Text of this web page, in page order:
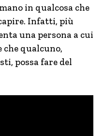
in qualcosa che
Infatti, più
una persona a cui
che qualcuno,
possa fare del